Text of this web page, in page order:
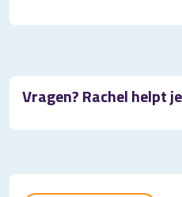
Vragen? Rachel helpt